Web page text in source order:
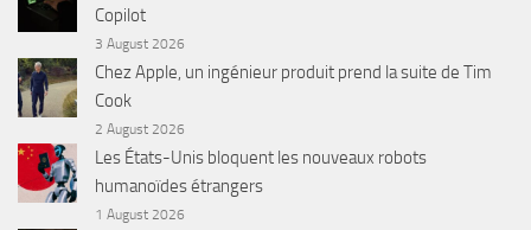
Copilot
3 August 2026
Chez Apple, un ingénieur produit prend la suite de Tim
Cook
2 August 2026
Les États-Unis bloquent les nouveaux robots
humanoïdes étrangers
1 August 2026